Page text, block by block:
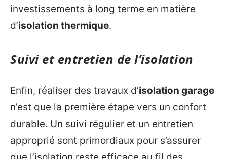
investissements à long terme en matière
d’isolation thermique.
Suivi et entretien de l’isolation
Enfin, réaliser des travaux d’isolation garage
n’est que la première étape vers un confort
durable. Un suivi régulier et un entretien
approprié sont primordiaux pour s’assurer